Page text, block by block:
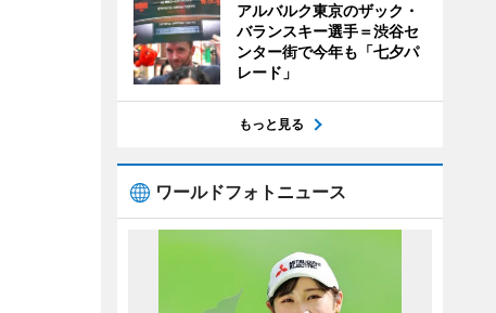
アルバルク東京のザック・
バランスキー選手＝渋谷セ
ンター街で今年も「七夕パ
レード」
もっと見る
ワールドフォトニュース